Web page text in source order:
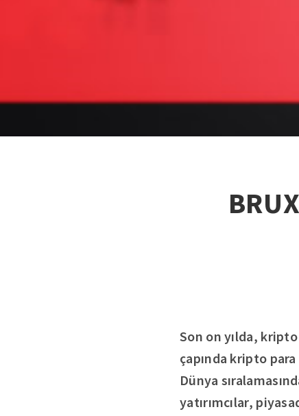
Son on yılda,
çapında kripto
Dünya
yatırımcılar,